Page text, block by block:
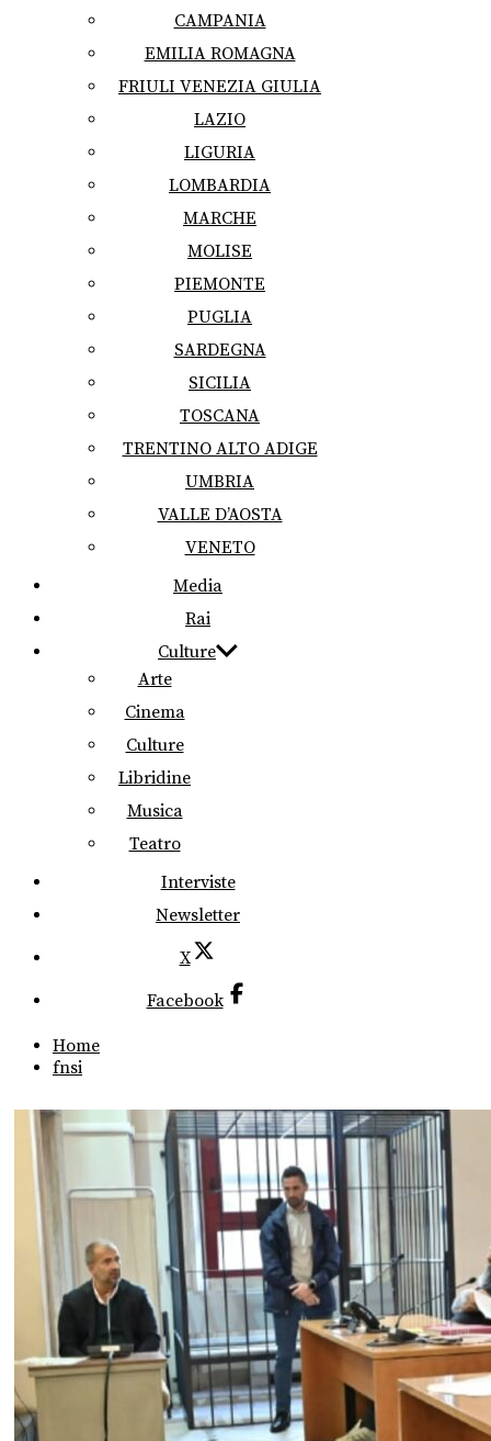
CAMPANIA
EMILIA ROMAGNA
FRIULI VENEZIA GIULIA
LAZIO
LIGURIA
LOMBARDIA
MARCHE
MOLISE
PIEMONTE
PUGLIA
SARDEGNA
SICILIA
TOSCANA
TRENTINO ALTO ADIGE
UMBRIA
VALLE D’AOSTA
VENETO
Media
Rai
Culture
Arte
Cinema
Culture
Libridine
Musica
Teatro
Interviste
Newsletter
X
Facebook
Home
fnsi